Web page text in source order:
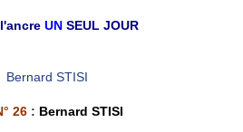
UN SEUL JOUR
26 : Bernard STISI